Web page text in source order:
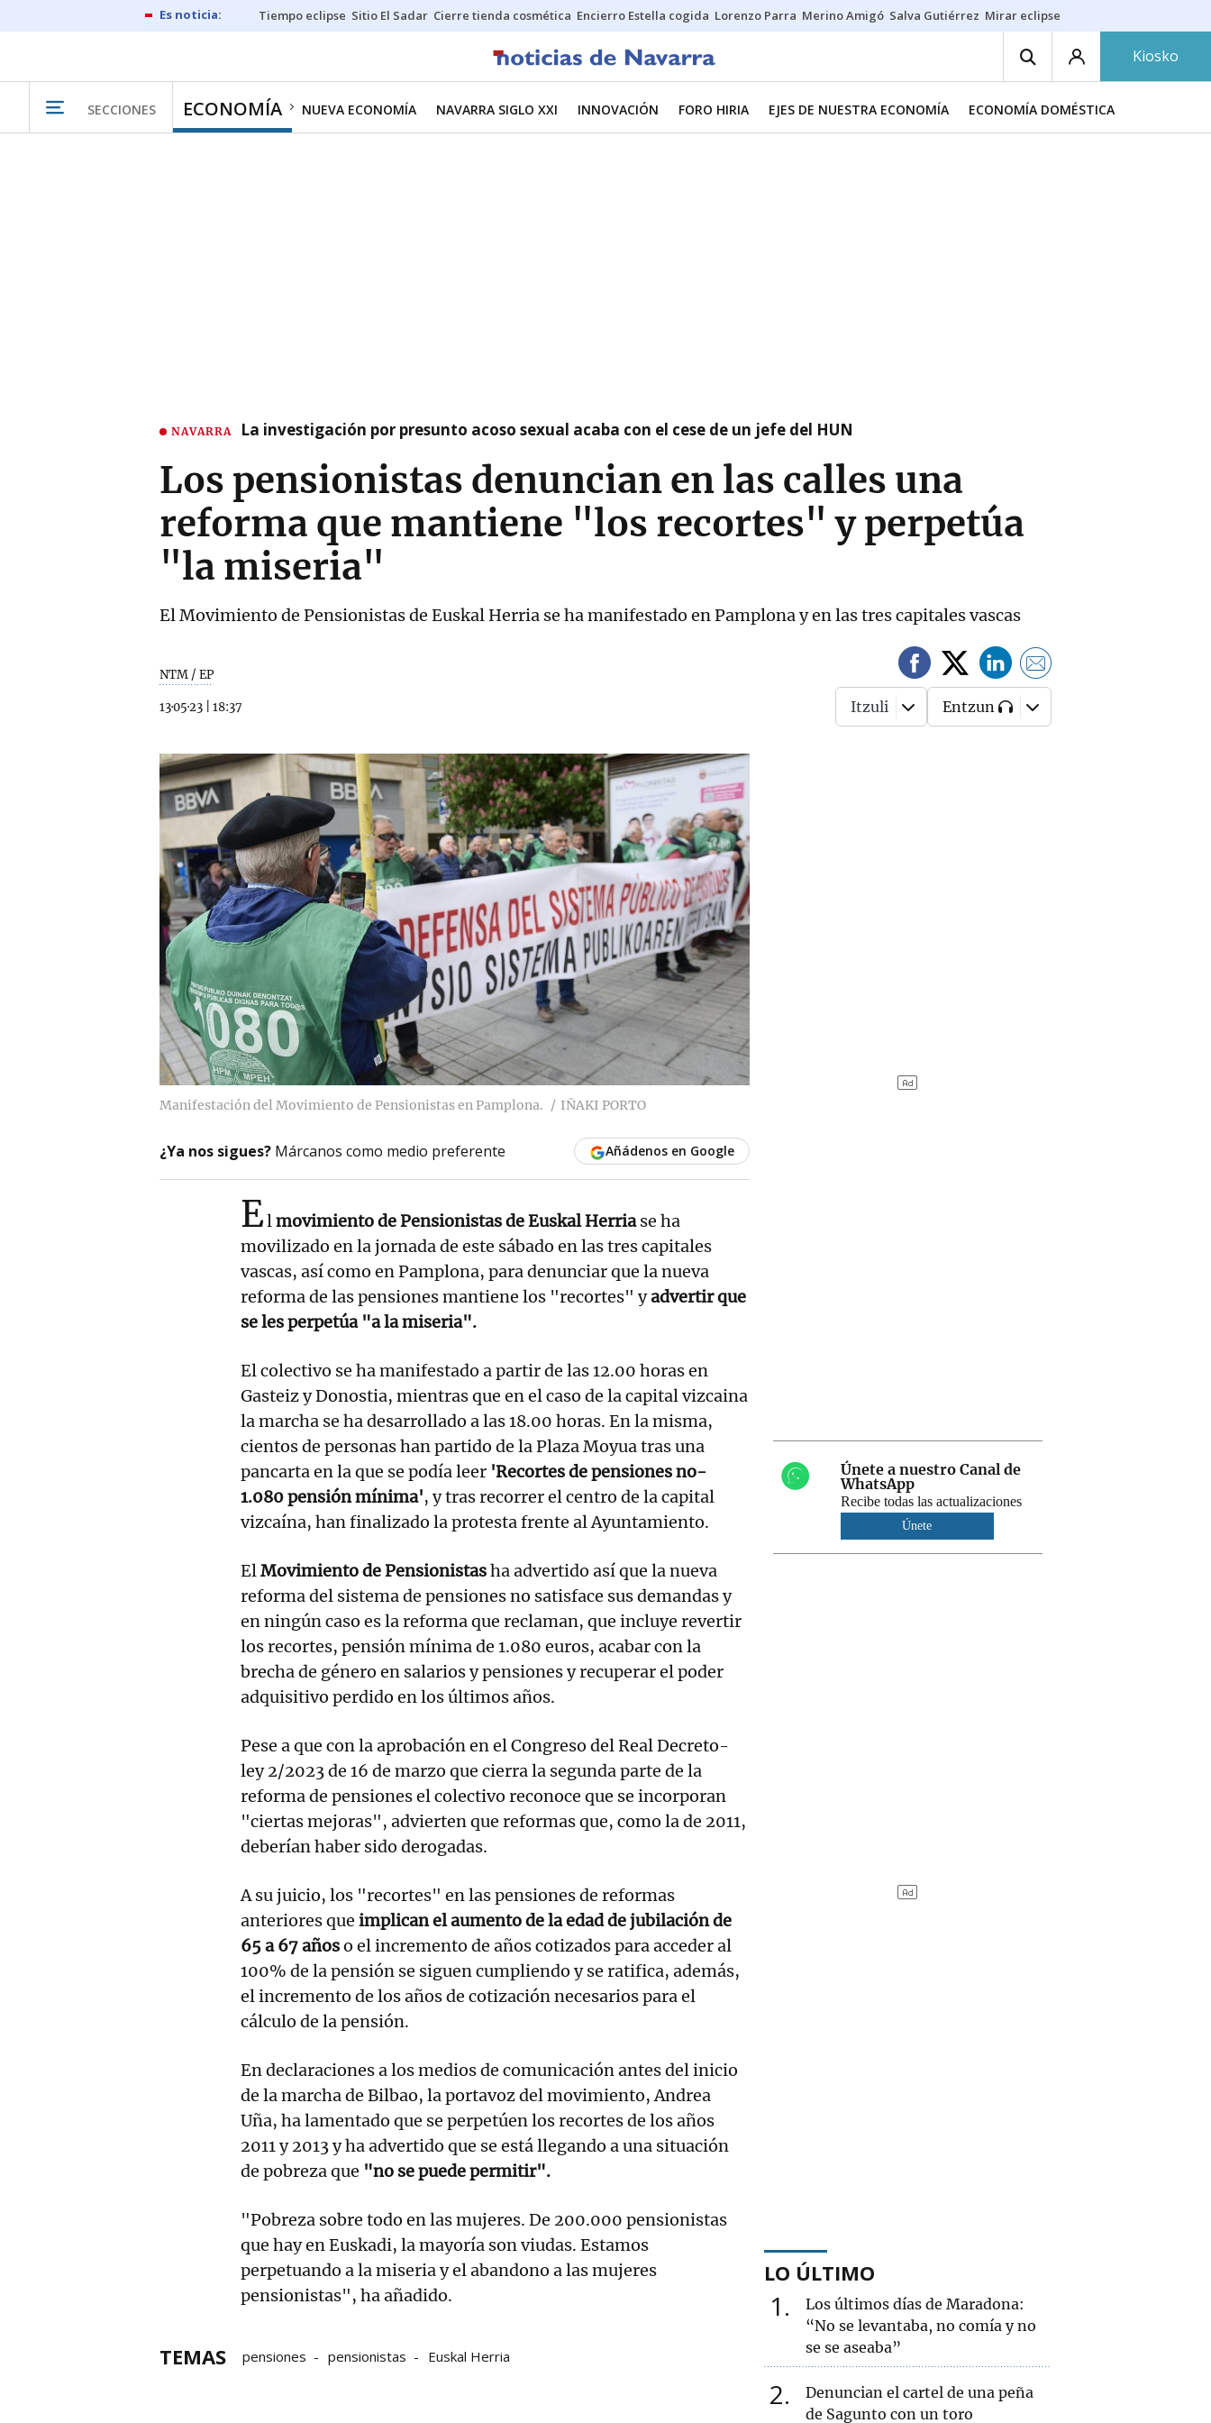
Tiempo eclipse Sitio El Sadar Cierre tienda cosmética Encierro Estella cogida Lorenzo Parra Merino Amigó Salva Gutiérrez Mirar eclipse
Kiosko
SECCIONES ECONOMÍA NUEVA ECONOMÍA NAVARRA SIGLO XXI INNOVACIÓN FORO HIRIA EJES DE NUESTRA ECONOMÍA ECONOMÍA DOMÉSTICA
NAVARRA La investigación por presunto acoso sexual acaba con el cese de un jefe del HUN
Los pensionistas denuncian en las calles una
reforma que mantiene "los recortes" y perpetúa
"la miseria"
El Movimiento de Pensionistas de Euskal Herria se ha manifestado en Pamplona y en las tres capitales vascas
NTM / EP
13·05·23 18:37 Itzuli Entzun
Manifestación del Movimiento de Pensionistas en Pamplona. IÑAKI PORTO
¿Ya nos sigues? Márcanos como medio preferente Añádenos en Google
Elmovimiento de Pensionistas de Euskal Herriase ha
movilizado en la jornada de este sábado en las tres capitales
vascas, así como en Pamplona, para denunciar que la nueva
reforma de las pensiones mantiene los "recortes" yadvertir que
se les perpetúa "a la miseria".
El colectivo se ha manifestado a partir de las 12.00 horas en
Gasteiz y Donostia, mientras que en el caso de la capital vizcaina
la marcha se ha desarrollado a las 18.00 horas. En la misma,
cientos de personas han partido de la Plaza Moyua tras una
pancarta en la que se podía leer 'Recortes de pensiones no-
1.080 pensión mínima', y tras recorrer el centro de la capital
vizcaína, han finalizado la protesta frente al Ayuntamiento.
ElMovimiento de Pensionistasha advertido así que la nueva
reforma del sistema de pensiones no satisface sus demandas y
en ningún caso es la reforma que reclaman, que incluye revertir
los recortes, pensión mínima de 1.080 euros, acabar con la
brecha de género en salarios y pensiones y recuperar el poder
adquisitivo perdido en los últimos años.
Pese a que con la aprobación en el Congreso del Real Decreto-
ley 2/2023 de 16 de marzo que cierra la segunda parte de la
reforma de pensiones el colectivo reconoce que se incorporan
"ciertas mejoras", advierten que reformas que, como la de 2011,
deberían haber sido derogadas.
A su juicio, los "recortes" en las pensiones de reformas
anteriores que implican el aumento de la edad de jubilación de
65 a 67 añoso el incremento de años cotizados para acceder al
100% de la pensión se siguen cumpliendo y se ratifica, además,
el incremento de los años de cotización necesarios para el
cálculo de la pensión.
En declaraciones a los medios de comunicación antes del inicio
de la marcha de Bilbao, la portavoz del movimiento, Andrea
Uña, ha lamentado que se perpetúen los recortes de los años
2011 y 2013 y ha advertido que se está llegando a una situación
de pobreza que "no se puede permitir".
"Pobreza sobre todo en las mujeres. De 200.000 pensionistas
que hay en Euskadi, la mayoría son viudas. Estamos
perpetuando a la miseria y el abandono a las mujeres
pensionistas", ha añadido.
TEMAS pensiones pensionistas Euskal Herria
Únete a nuestro Canal de
WhatsApp
Recibe todas las actualizaciones
Únete
LO ÚLTIMO
1
Los últimos días de Maradona:
“No se levantaba, no comía y no
se se aseaba”
2
Denuncian el cartel de una peña
de Sagunto con un toro